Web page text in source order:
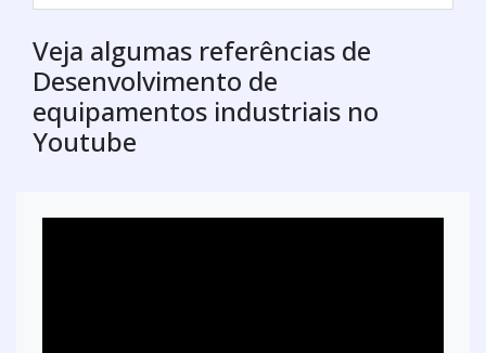
Veja algumas referências de
Desenvolvimento de
equipamentos industriais no
Youtube